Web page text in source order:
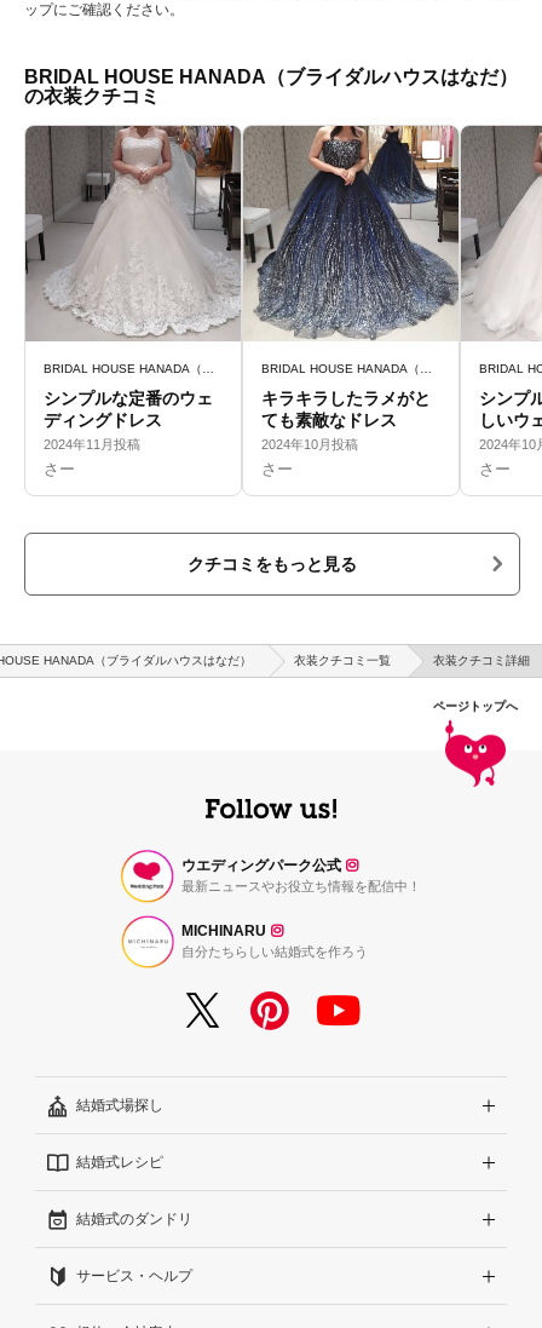
ップにご確認ください。
BRIDAL HOUSE HANADA（ブライダルハウスはなだ）
の衣装クチコミ
シンプルな定番のウェ
ディングドレス
2024年11月投稿
さー
キラキラしたラメがと
ても素敵なドレス
2024年10月投稿
さー
シンプ
しいウ
ス
2024年10
さー
クチコミをもっと見る
HANADA（ブライダルハウスはなだ） 衣装クチコミ一覧 衣装クチコミ詳細
ページトップへ
ウエディングパーク公式
最新ニュースやお役立ち情報を配信中！
MICHINARU
自分たちらしい結婚式を作ろう
結婚式場探し
エリアから探す
こだわりから探す
雰囲気から探す
結婚式レシピ
結婚式準備レポート『ハナレポ』
結婚式当日の動画『ムビレポ』
結婚式のダンドリ
結婚準備ガイド
サービス・ヘルプ